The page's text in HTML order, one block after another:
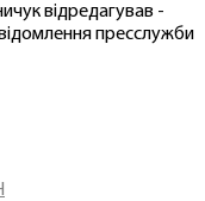
відредагував -
пресслужби